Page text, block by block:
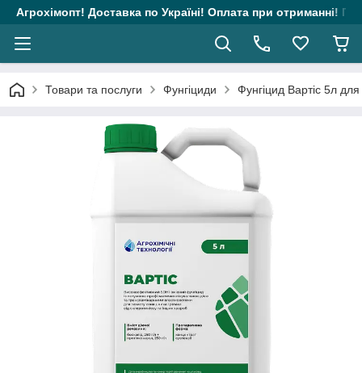
Агрохімопт! Доставка по Україні! Оплата при отриманні!
Товари та послуги Фунгіциди Фунгіцид Вартіс 5л